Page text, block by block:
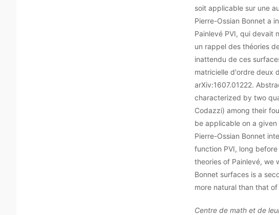
soit applicable sur une
Pierre-Ossian Bonnet a
Painlevé PVI, qui devait
un rappel des théories
inattendu de ces
matricielle d'ordre deux
arXiv:1607.01222.
characterized by two
Codazzi) among their
be applicable on a
Pierre-Ossian Bonnet
function PVI, long
theories of Painlevé,
Bonnet surfaces is a
more natural than that
Centre de math et de